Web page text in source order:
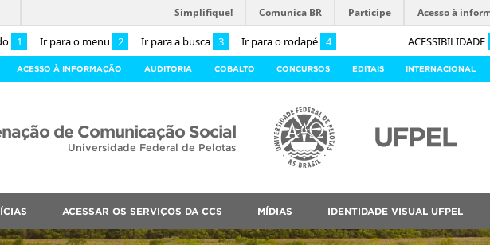
1 Ir para o menu 2 Ir para a busca 3 Ir para o rodapé 4 ACESSIBILIDADE
Simplifique! Comunica BR Participe Acesso à
ACESSO À INFORMAÇÃO AUDITORIA COBALTO CONCURSOS EDITAIS INTERNACIONAL
de Comunicação Social
Universidade Federal de Pelotas
ACESSAR OS SERVIÇOS DA CCS MÍDIAS IDENTIDADE VISUAL UFPEL